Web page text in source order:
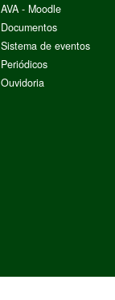
AVA - Moodle
Documentos
Sistema de eventos
Periódicos
Ouvidoria